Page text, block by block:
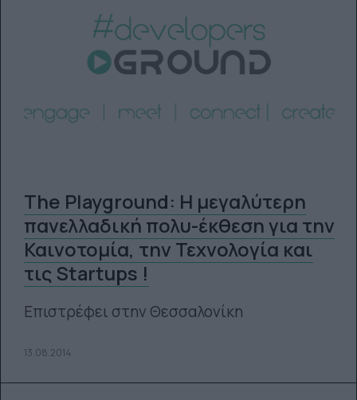
The Playground: Η μεγαλύτερη
πανελλαδική πολυ-έκθεση για την
Καινοτομία, την Τεχνολογία και
τις Startups !
Επιστρέφει στην Θεσσαλονίκη
13.08.2014